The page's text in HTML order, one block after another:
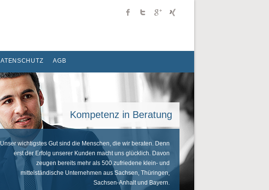
AGB
Kompetenz in Beratung
Unser wichtigstes Gut sind die Menschen, die wir beraten. Denn
erst der Erfolg unserer Kunden macht uns glücklich. Davon
zeugen bereits mehr als 500 zufriedene klein- und
mittelständische Unternehmen aus Sachsen, Thüringen,
Sachsen-Anhalt und Bayern.